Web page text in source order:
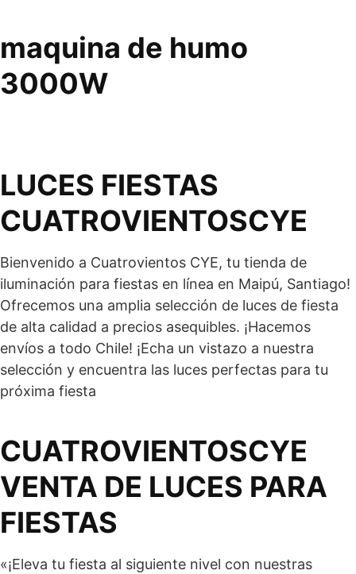
maquina de humo
3000W
LUCES FIESTAS
CUATROVIENTOSCYE
Bienvenido a Cuatrovientos CYE, tu tienda de
iluminación para fiestas en línea en Maipú, Santiago!
Ofrecemos una amplia selección de luces de fiesta
de alta calidad a precios asequibles. ¡Hacemos
envíos a todo Chile! ¡Echa un vistazo a nuestra
selección y encuentra las luces perfectas para tu
próxima fiesta
CUATROVIENTOSCYE
VENTA DE LUCES PARA
FIESTAS
«¡Eleva tu fiesta al siguiente nivel con nuestras